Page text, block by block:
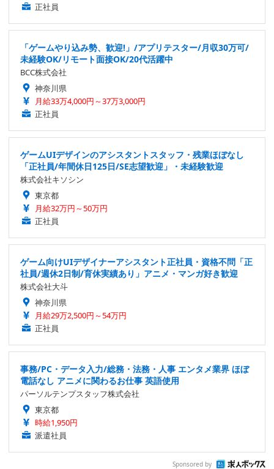
正社員
「ゲームやり込み勢、歓迎!」/アプリテスター/月収30万可/
未経験OK/リモート面接OK/20代活躍中
BCC株式会社
神奈川県
月給33万4,000円～37万3,000円
正社員
ゲームUIデザインのアシスタントスタッフ・残業ほぼなし
「正社員/年間休日125日/SE志望歓迎」・未経験歓迎
株式会社キソシン
東京都
月給32万円～50万円
正社員
ゲーム向けUIデザイナーアシスタント正社員・資格不問「正
社員/週休2日制/育休実績あり」アニメ・マンガ好き歓迎
株式会社大斗
神奈川県
月給29万2,500円～54万円
正社員
事務/PC・データ入力/総務・法務・人事 エンタメ業界 ほぼ
電話なし アニメに関わるお仕事 英語使用
パーソルテンプスタッフ株式会社
東京都
時給1,950円
派遣社員
Sponsored by